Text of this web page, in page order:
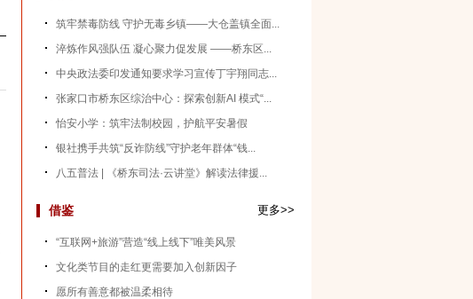
筑牢禁毒防线 守护无毒乡镇——大仓盖镇全面...
淬炼作风强队伍 凝心聚力促发展 ——桥东区...
中央政法委印发通知要求学习宣传丁宇翔同志...
张家口市桥东区综治中心：探索创新AI 模式“...
怡安小学：筑牢法制校园，护航平安暑假
银社携手共筑“反诈防线”守护老年群体“钱...
八五普法 | 《桥东司法·云讲堂》解读法律援...
借鉴 更多>>
“互联网+旅游”营造“线上线下”唯美风景
文化类节目的走红更需要加入创新因子
愿所有善意都被温柔相待